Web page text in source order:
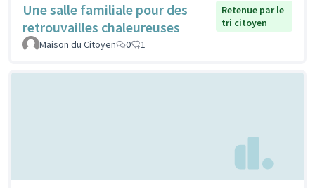
Une salle familiale pour des
retrouvailles chaleureuses
Retenue par le
tri citoyen
Maison du Citoyen
0 1